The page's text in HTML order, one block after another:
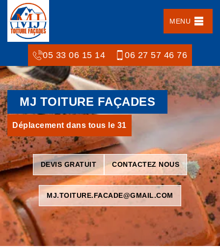
MENU
05 33 06 15 14 06 27 57 46 76
MJ TOITURE FAÇADES
Déplacement dans tous le 31
DEVIS GRATUIT CONTACTEZ NOUS
MJ.TOITURE.FACADE@GMAIL.COM